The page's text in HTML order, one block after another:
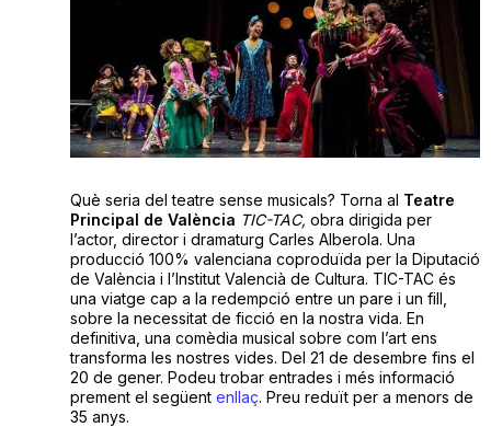
Què seria del teatre sense musicals? Torna al Teatre
Principal de València TIC-TAC, obra dirigida per
l’actor, director i dramaturg Carles Alberola. Una
producció 100% valenciana coproduïda per la Diputació
de València i l’Institut Valencià de Cultura. TIC-TAC és
una viatge cap a la redempció entre un pare i un fill,
sobre la necessitat de ficció en la nostra vida. En
definitiva, una comèdia musical sobre com l’art ens
transforma les nostres vides. Del 21 de desembre fins el
20 de gener. Podeu trobar entrades i més informació
prement el següent enllaç. Preu reduït per a menors de
35 anys.